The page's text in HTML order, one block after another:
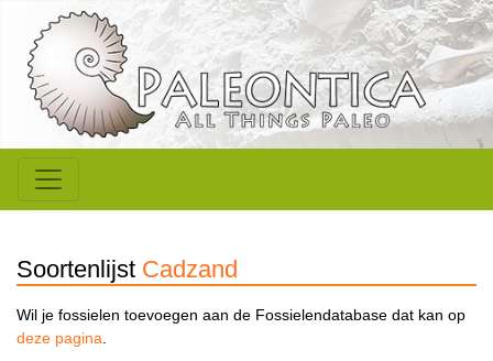
Soortenlijst Cadzand
Wil je fossielen toevoegen aan de Fossielendatabase dat kan op
deze pagina.